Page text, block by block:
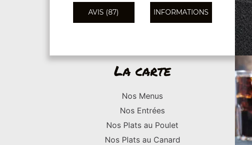
AVIS (87) INFORMATIONS
La carte
Nos Menus
Nos Entrées
Nos Plats au Poulet
Nos Plats au Canard